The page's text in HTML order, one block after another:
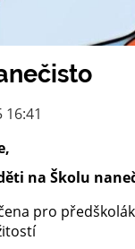
16:41
na Školu
pro